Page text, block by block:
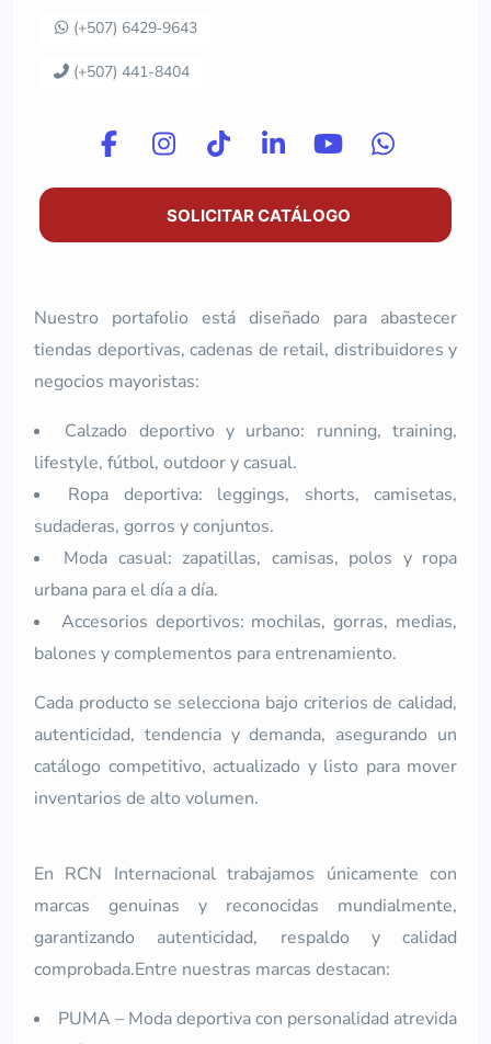
‪(+507) 6429‑9643‬
(+507) 441-8404
SOLICITAR CATÁLOGO
Nuestro portafolio está diseñado para abastecer
tiendas deportivas, cadenas de retail, distribuidores y
negocios mayoristas:
Calzado deportivo y urbano: running, training,
lifestyle, fútbol, outdoor y casual.
Ropa deportiva: leggings, shorts, camisetas,
sudaderas, gorros y conjuntos.
Moda casual: zapatillas, camisas, polos y ropa
urbana para el día a día.
Accesorios deportivos: mochilas, gorras, medias,
balones y complementos para entrenamiento.
Cada producto se selecciona bajo criterios de calidad,
autenticidad, tendencia y demanda, asegurando un
catálogo competitivo, actualizado y listo para mover
inventarios de alto volumen.
En RCN Internacional trabajamos únicamente con
marcas genuinas y reconocidas mundialmente,
garantizando autenticidad, respaldo y calidad
comprobada.Entre nuestras marcas destacan:
PUMA – Moda deportiva con personalidad atrevida